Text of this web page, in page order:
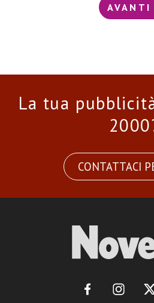
AVANTI
La tua
CONTATTACI